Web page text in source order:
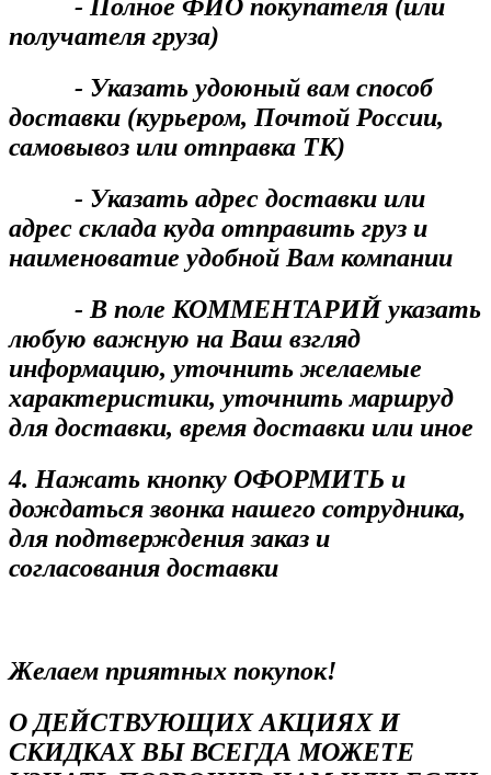
- Полное ФИО покупателя (или
получателя груза)
- Указать удоюный вам способ
доставки (курьером, Почтой России,
самовывоз или отправка ТК)
- Указать адрес доставки или
адрес склада куда отправить груз и
наименоватие удобной Вам компании
- В поле КОММЕНТАРИЙ указать
любую важную на Ваш взгляд
информацию, уточнить желаемые
характеристики, уточнить маршруд
для доставки, время доставки или иное
4. Нажать кнопку ОФОРМИТЬ и
дождаться звонка нашего сотрудника,
для подтверждения заказ и
согласования доставки
Желаем приятных покупок!
О ДЕЙСТВУЮЩИХ АКЦИЯХ И
СКИДКАХ ВЫ ВСЕГДА МОЖЕТЕ